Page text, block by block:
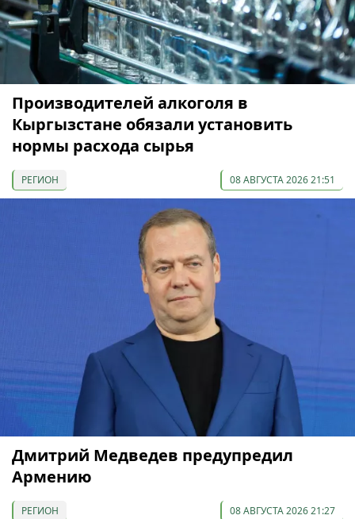
Производителей алкоголя в
Кыргызстане обязали установить
нормы расхода сырья
РЕГИОН 08 АВГУСТА 2026 21:51
Дмитрий Медведев предупредил
Армению
РЕГИОН 08 АВГУСТА 2026 21:27